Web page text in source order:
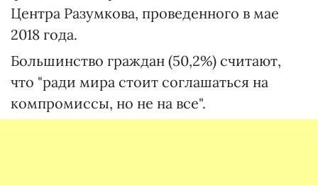
Центра Разумкова, проведенного в мае
2018 года.
Большинство граждан (50,2%) считают,
что "ради мира стоит соглашаться на
компромиссы, но не на все".